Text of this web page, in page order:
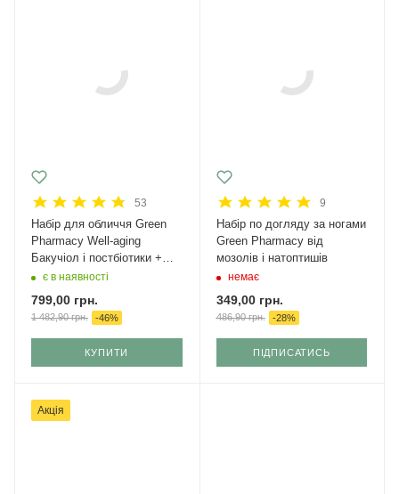
53
Набір для обличчя Green
Рharmacy Well-aging
Бакучіол і постбіотики +
крем з SPF 50
є в наявності
799,00 грн.
1 482,90грн. -46%
КУПИТИ
9
Набір по догляду за ногами
Green Pharmacy від
мозолів і натоптишів
немає
349,00грн.
486,90грн. -28%
ПІДПИСАТИСЬ
Акція